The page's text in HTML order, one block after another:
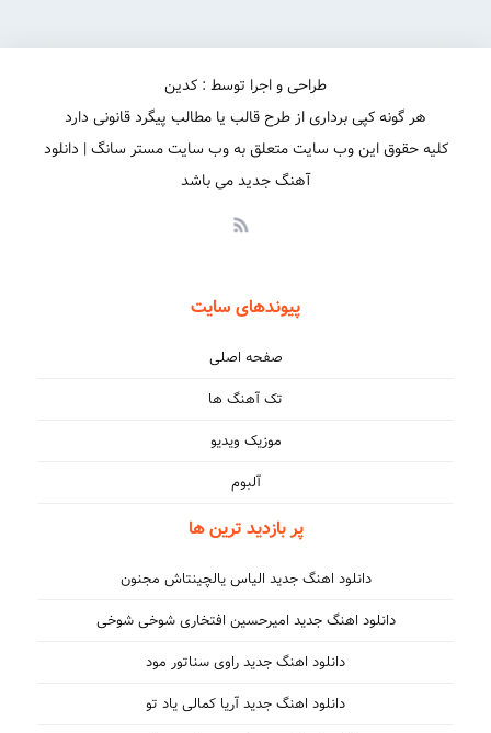
طراحی و اجرا توسط : کدین
هر گونه کپی برداری از طرح قالب یا مطالب پیگرد قانونی دارد
کلیه حقوق این وب سایت متعلق به وب سایت مستر سانگ | دانلود
آهنگ جدید می باشد
پیوندهای سایت
صفحه اصلی
تک آهنگ ها
موزیک ویدیو
آلبوم
پر بازدید ترین ها
دانلود اهنگ جدید الیاس یالچینتاش مجنون
دانلود اهنگ جدید امیرحسین افتخاری شوخی شوخی
دانلود اهنگ جدید راوی سناتور مود
دانلود اهنگ جدید آریا کمالی یاد تو